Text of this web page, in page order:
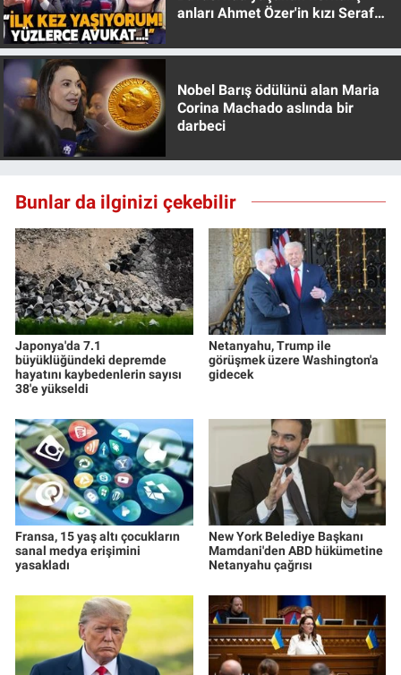
anları Ahmet Özer'in kızı Seraf
Nobel Barış ödülünü alan Maria
Corina Machado aslında bir
darbeci
Bunlar da ilginizi çekebilir
Japonya'da 7.1
büyüklüğündeki depremde
hayatını kaybedenlerin sayısı
38'e yükseldi
Netanyahu, Trump ile
görüşmek üzere Washington'a
gidecek
Fransa, 15 yaş altı çocukların
sanal medya erişimini
yasakladı
New York Belediye Başkanı
Mamdani'den ABD hükümetine
Netanyahu çağrısı
Sağlık
Spor
Teknoloji
Türkiye'nin Geleceği
Türkiye'nin Gündemi
Yerel Gündem
Yerel Yaşam
Canlı Yayın